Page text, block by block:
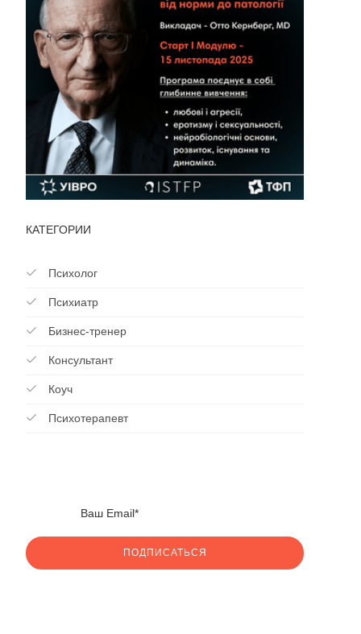
КАТЕГОРИИ
Психолог
Психиатр
Бизнес-тренер
Консультант
Коуч
Психотерапевт
ПОДПИСАТЬСЯ